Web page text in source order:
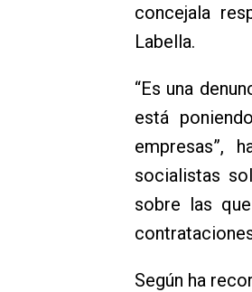
concejala
Labella.
“Es una
está
empresas”,
socialistas
sobre las
Según ha